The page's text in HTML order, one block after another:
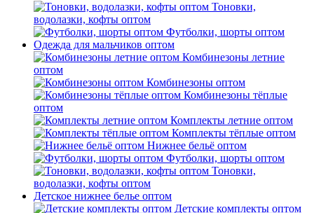
Тоновки,
водолазки, кофты оптом
Футболки, шорты оптом
Одежда для мальчиков оптом
Комбинезоны летние
оптом
Комбинезоны оптом
Комбинезоны тёплые
оптом
Комплекты летние оптом
Комплекты тёплые оптом
Нижнее бельё оптом
Футболки, шорты оптом
Тоновки,
водолазки, кофты оптом
Детское нижнее белье оптом
Детские комплекты оптом